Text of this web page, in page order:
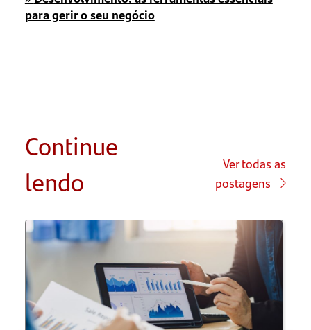
para gerir o seu negócio
Continue
lendo
Ver todas as
postagens